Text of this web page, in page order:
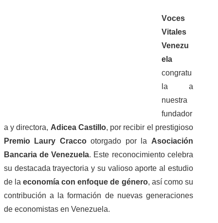
Voces
Vitales
Venezu
ela
congratu
la a
nuestra
fundador
a y directora, Adicea Castillo, por recibir el prestigioso
Premio Laury Craccootorgado por la Asociación
Bancaria de Venezuela. Este reconocimiento celebra
su destacada trayectoria y su valioso aporte al estudio
de laeconomía con enfoque de género, así como su
contribución a la formación de nuevas generaciones
de economistas en Venezuela.